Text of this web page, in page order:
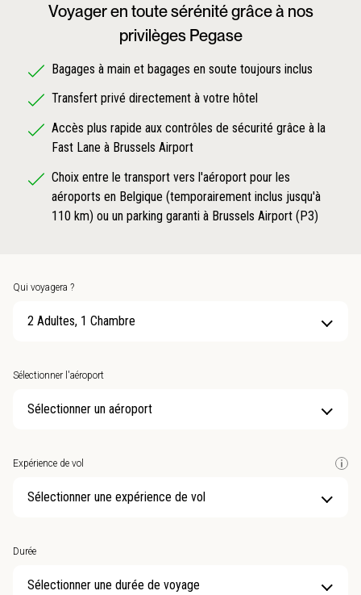
Voyager en toute sérénité grâce à nos
privilèges Pegase
Bagages à main et bagages en soute toujours inclus
Transfert privé directement à votre hôtel
Accès plus rapide aux contrôles de sécurité grâce à la
Fast Lane à Brussels Airport
Choix entre le transport vers l'aéroport pour les
aéroports en Belgique (temporairement inclus jusqu'à
110 km) ou un parking garanti à Brussels Airport (P3)
Qui voyagera ?
2 Adultes, 1 Chambre
Sélectionner l'aéroport
Sélectionner un aéroport
Expérience de vol
Sélectionner une expérience de vol
Durée
Sélectionner une durée de voyage